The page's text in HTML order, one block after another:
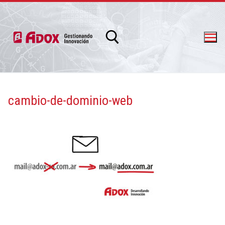
cambio-de-dominio-web